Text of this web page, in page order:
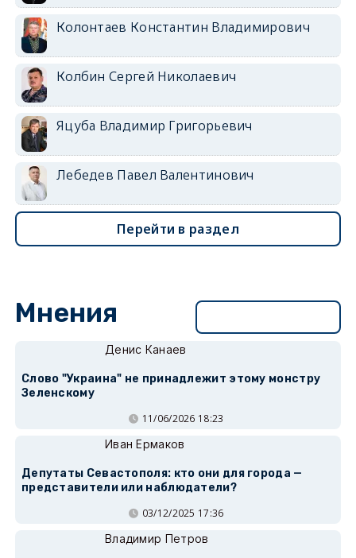
Колонтаев Константин Владимирович
Колбин Сергей Николаевич
Яцуба Владимир Григорьевич
Лебедев Павел Валентинович
Перейти в раздел
Мнения
Денис Канаев
Слово "Украина" не принадлежит этому монстру
Зеленскому
11/06/2026 18:23
Иван Ермаков
Депутаты Севастополя: кто они для города —
представители или наблюдатели?
03/12/2025 17:36
Владимир Петров